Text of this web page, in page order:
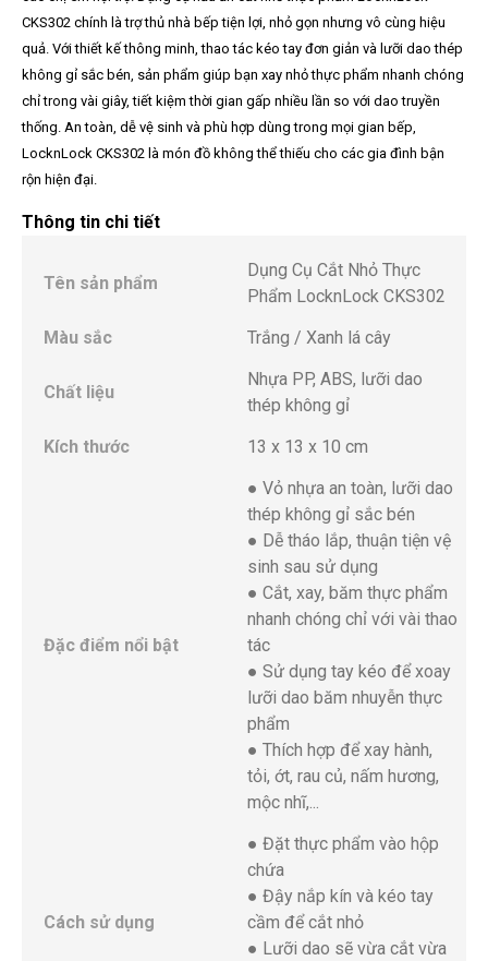
CKS302 chính là trợ thủ nhà bếp tiện lợi, nhỏ gọn nhưng vô cùng hiệu
quả. Với thiết kế thông minh, thao tác kéo tay đơn giản và lưỡi dao thép
không gỉ sắc bén, sản phẩm giúp bạn xay nhỏ thực phẩm nhanh chóng
chỉ trong vài giây, tiết kiệm thời gian gấp nhiều lần so với dao truyền
thống. An toàn, dễ vệ sinh và phù hợp dùng trong mọi gian bếp,
LocknLock CKS302 là món đồ không thể thiếu cho các gia đình bận
rộn hiện đại.
Thông tin chi tiết
Tên sản phẩm
Dụng Cụ Cắt Nhỏ Thực
Phẩm LocknLock CKS302
Màu sắc
Trắng / Xanh lá cây
Chất liệu
Nhựa PP, ABS, lưỡi dao
thép không gỉ
Kích thước
13 x 13 x 10 cm
Đặc điểm nổi bật
● Vỏ nhựa an toàn, lưỡi dao
thép không gỉ sắc bén
● Dễ tháo lắp, thuận tiện vệ
sinh sau sử dụng
● Cắt, xay, băm thực phẩm
nhanh chóng chỉ với vài thao
tác
● Sử dụng tay kéo để xoay
lưỡi dao băm nhuyễn thực
phẩm
● Thích hợp để xay hành,
tỏi, ớt, rau củ, nấm hương,
mộc nhĩ,...
Cách sử dụng
● Đặt thực phẩm vào hộp
chứa
● Đậy nắp kín và kéo tay
cầm để cắt nhỏ
● Lưỡi dao sẽ vừa cắt vừa